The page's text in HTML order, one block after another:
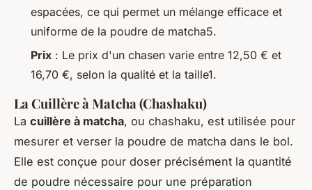
espacées, ce qui permet un mélange efficace et
uniforme de la poudre de matcha5.
Prix : Le prix d'un chasen varie entre 12,50 € et
16,70 €, selon la qualité et la taille1.
La Cuillère à Matcha (Chashaku)
La cuillère à matcha, ou chashaku, est utilisée pour
mesurer et verser la poudre de matcha dans le bol.
Elle est conçue pour doser précisément la quantité
de poudre nécessaire pour une préparation